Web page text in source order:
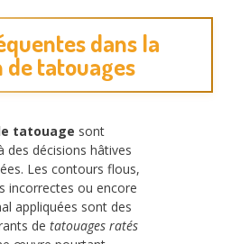
dans la
de tatouages
tatouage sont
des décisions hâtives
Les contours flous,
incorrectes ou encore
appliquées sont des
de tatouages ratés